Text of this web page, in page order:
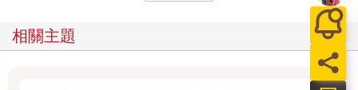
相信很多人都認為，當今是科技時代，不用花費力氣去記太多事
情，只要你有需要，查找谷歌大神不就得了，手機是取代記憶最
佳的良伴。接著，我就有了一次難忘的體驗。有個朋友想要查找
資料，然後就問我說：「有個跟虛擬貨幣很類似的概念，就是什
相關主題